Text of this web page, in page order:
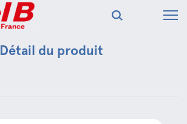
Détail du produit